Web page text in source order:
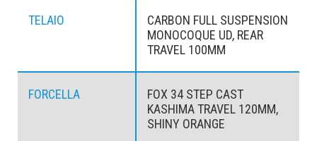
TELAIO
CARBON FULL SUSPENSION
MONOCOQUE UD, REAR
TRAVEL 100MM
FORCELLA
FOX 34 STEP CAST
KASHIMA TRAVEL 120MM,
SHINY ORANGE